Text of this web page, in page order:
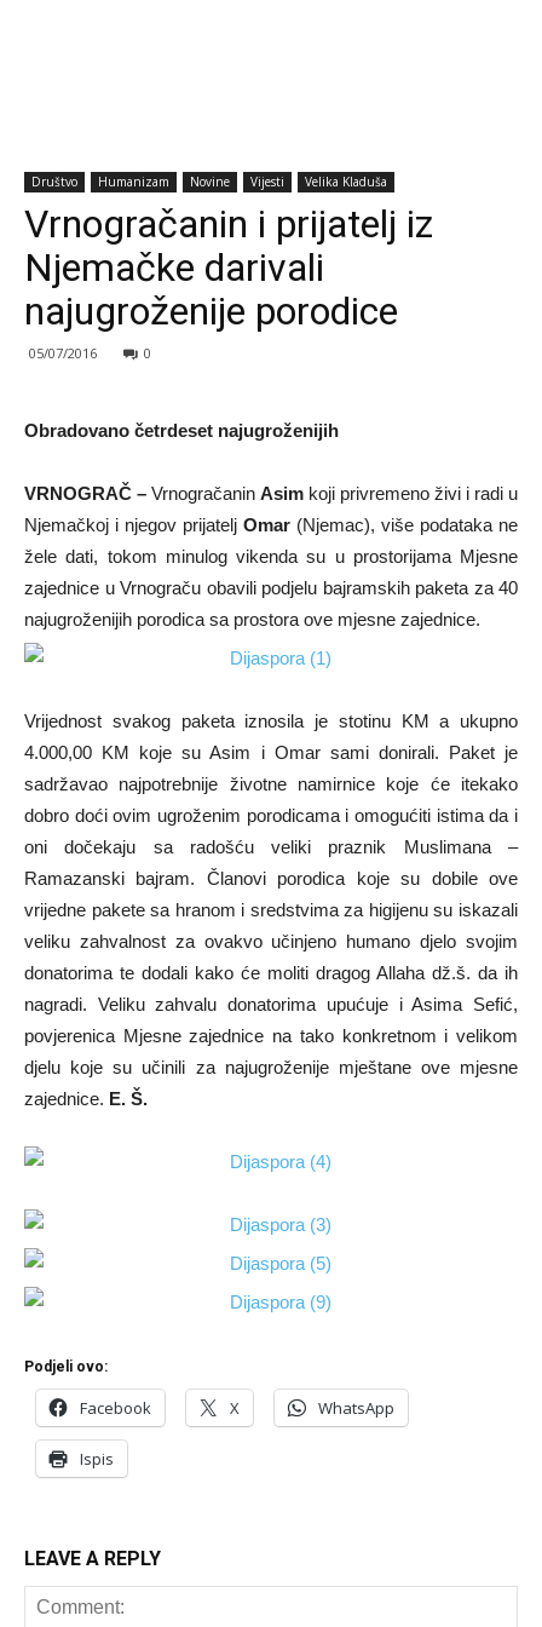
Društvo Humanizam Novine Vijesti Velika Kladuša
Vrnogračanin i prijatelj iz
Njemačke darivali
najugroženije porodice
05/07/2016 0
Obradovano četrdeset najugroženijih
VRNOGRAČ – Vrnogračanin Asim koji privremeno živi i radi u
Njemačkoj i njegov prijatelj Omar (Njemac), više podataka ne
žele dati, tokom minulog vikenda su u prostorijama Mjesne
zajednice u Vrnograču obavili podjelu bajramskih paketa za 40
najugroženijih porodica sa prostora ove mjesne zajednice.
Vrijednost svakog paketa iznosila je stotinu KM a ukupno
4.000,00 KM koje su Asim i Omar sami donirali. Paket je
sadržavao najpotrebnije životne namirnice koje će itekako
dobro doći ovim ugroženim porodicama i omogućiti istima da i
oni dočekaju sa radošću veliki praznik Muslimana –
Ramazanski bajram. Članovi porodica koje su dobile ove
vrijedne pakete sa hranom i sredstvima za higijenu su iskazali
veliku zahvalnost za ovakvo učinjeno humano djelo svojim
donatorima te dodali kako će moliti dragog Allaha dž.š. da ih
nagradi. Veliku zahvalu donatorima upućuje i Asima Sefić,
povjerenica Mjesne zajednice na tako konkretnom i velikom
djelu koje su učinili za najugroženije mještane ove mjesne
zajednice. E. Š.
Podjeli ovo:
Facebook X WhatsApp
Ispis
LEAVE A REPLY